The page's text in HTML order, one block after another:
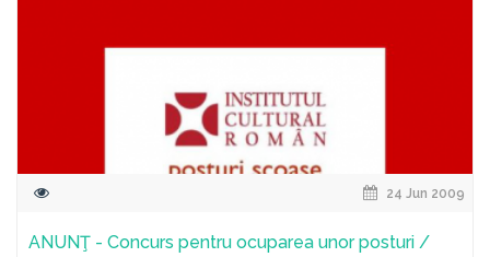
24 Jun 2009
ANUNŢ - Concurs pentru ocuparea unor posturi /